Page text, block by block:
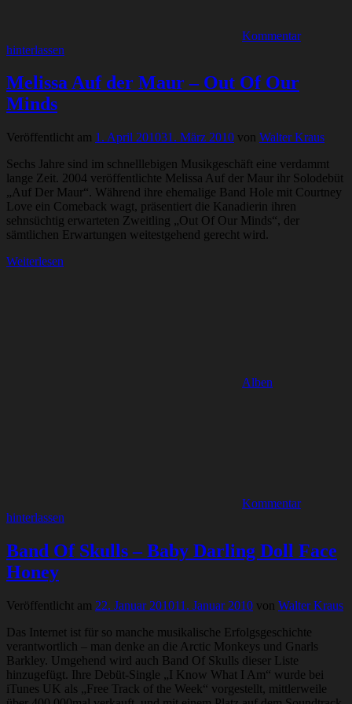
Kommentar
hinterlassen
Melissa Auf der Maur – Out Of Our
Minds
Veröffentlicht am 1. April 201031. März 2010 von Walter Kraus
Sechs Jahre sind im schnelllebigen Musikgeschäft eine verdammt
lange Zeit. 2004 veröffentlichte Melissa Auf der Maur ihr Solodebüt
„Auf Der Maur“. Während ihre ehemalige Band Hole mit Courtney
Love ein Comeback wagt, präsentiert die Kanadierin ihren
sehnsüchtig erwarteten Zweitling „Out Of Our Minds“, der
sämtlichen Erwartungen weitestgehend gerecht wird.
Weiterlesen
Alben
Kommentar
hinterlassen
Band Of Skulls – Baby Darling Doll Face
Honey
Veröffentlicht am 22. Januar 201011. Januar 2010 von Walter Kraus
Das Internet ist für so manche musikalische Erfolgsgeschichte
verantwortlich – man denke an die Arctic Monkeys und Gnarls
Barkley. Umgehend wird auch Band Of Skulls dieser Liste
hinzugefügt. Ihre Debüt-Single „I Know What I Am“ wurde bei
iTunes UK als „Free Track of the Week“ vorgestellt, mittlerweile